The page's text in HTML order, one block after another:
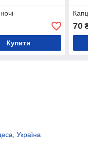
Купити
70
Україна